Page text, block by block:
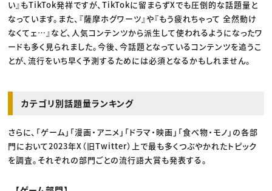
い』もTikTok発祥ですが、TikTokに留まらずXでも圧倒的な話題量と
なっています。また、『薩摩ホグワーツ』や『もう疲れちゃって 全然動け
なくてェ…』など、人気コンテンツから派生して使われるようになったワ
ードも多く見られました。今後、今話題となっているコンテンツを追うこ
とが、流行をいち早く予測するためには必須となるかもしれません。
カテゴリ別話題量ランキング
さらに、「ゲーム」「漫画・アニメ」「ドラマ・映画」「食べ物・モノ」の各部
門において2023年X（旧Twitter）上で最も多くつぶやかれたトピック
を調査。それぞれの部門ごとの流行語大賞も発表する。